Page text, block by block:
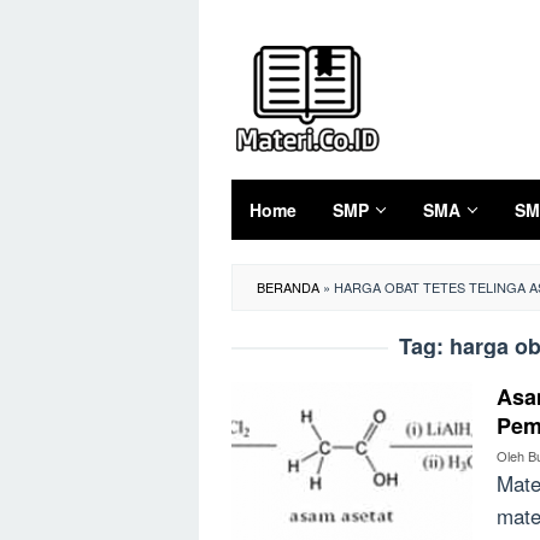
Home SMP SMA
BERANDA » HARGA OBAT TETES TELINGA
Tag: harga
Oleh